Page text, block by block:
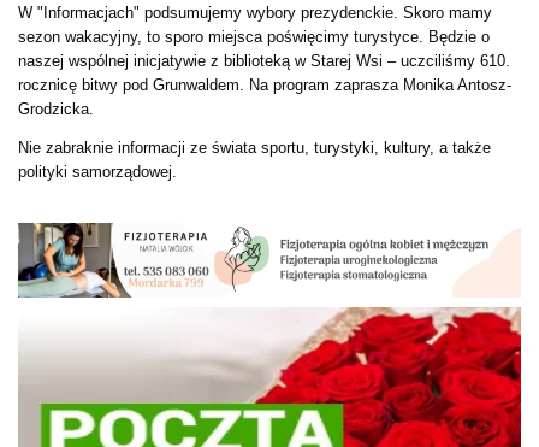
W "Informacjach" podsumujemy wybory prezydenckie. Skoro mamy
sezon wakacyjny, to sporo miejsca poświęcimy turystyce. Będzie o
naszej wspólnej inicjatywie z biblioteką w Starej Wsi – uczciliśmy 610.
rocznicę bitwy pod Grunwaldem. Na program zaprasza Monika Antosz-
Grodzicka.
Nie zabraknie informacji ze świata sportu, turystyki, kultury, a także
polityki samorządowej.